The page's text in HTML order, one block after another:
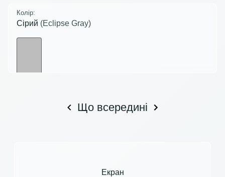
Колір:
Сірий (Eclipse Gray)
Що всередині
Екран